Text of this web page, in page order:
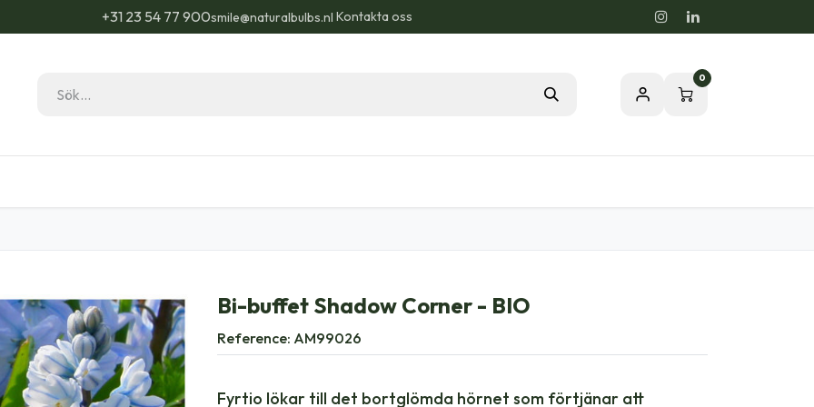
+31 23 54 77 900smile@naturalbulbs.nl Kontakta oss
0
Bi-buffet Shadow Corner - BIO
Reference: AM99026
Fyrtio lökar till det bortglömda hörnet som förtjänar att